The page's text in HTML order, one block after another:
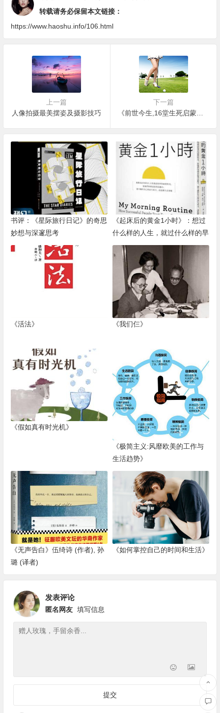
转载请务必保留本文链接：
https://www.haoshu.info/106.html
上一篇
人像拍摄最美摆姿及摄影技巧
下一篇
《前世今生,16堂生死启蒙课》关于人生的好书
书评：《星际旅行日记》的奇思
妙想与深邃思考
《起床后的黄金1小时》：想过
什么样的人生，就过什么样的早
晨
《活法》 《我们仨》
《假如真有时光机》
《极简主义:风靡欧美的工作与
生活趋势》
《无声告白》伍绮诗 (作者), 孙
璐 (译者)
《如何掌控自己的时间和生活》
发表评论
匿名网友 填写信息